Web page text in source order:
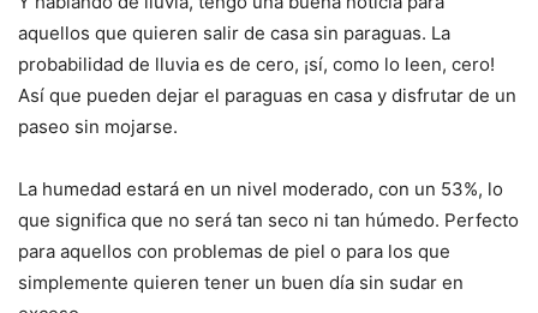
aquellos que quieren salir de casa sin paraguas. La
probabilidad de lluvia es de cero, ¡sí, como lo leen, cero!
Así que pueden dejar el paraguas en casa y disfrutar de un
paseo sin mojarse.
La humedad estará en un nivel moderado, con un 53%, lo
que significa que no será tan seco ni tan húmedo. Perfecto
para aquellos con problemas de piel o para los que
simplemente quieren tener un buen día sin sudar en